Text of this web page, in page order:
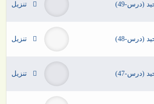
(درس-49) تنزيل
(درس-48) تنزيل
(درس-47) تنزيل